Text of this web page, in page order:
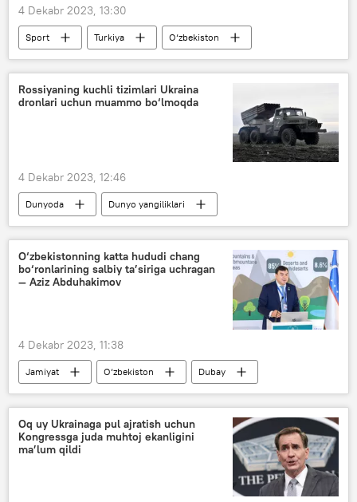
4 Dekabr 2023, 13:30
Sport Turkiya
O‘zbekiston
qilichbozlik
Rossiyaning kuchli tizimlari Ukraina
dronlari uchun muammo bo‘lmoqda
4 Dekabr 2023, 12:46
Dunyoda
Dunyo yangiliklari
Rossiya
Ukraina
Dron
qurol-yarog‘
AQSh
O‘zbekistonning katta hududi chang
bo‘ronlarining salbiy ta’siriga uchragan
— Aziz Abduhakimov
4 Dekabr 2023, 11:38
Jamiyat O‘zbekiston Dubay
Oq uy Ukrainaga pul ajratish uchun
Kongressga juda muhtoj ekanligini
ma’lum qildi